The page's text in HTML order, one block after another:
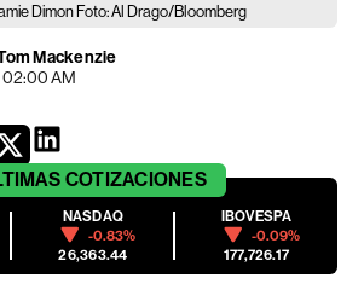
Dimon Foto: Al Drago/Bloomberg
Mackenzie
02:00 AM
COTIZACIONES
NASDAQ
-0.83%
26,363.44
IBOVESPA
-0.09%
177,726.17